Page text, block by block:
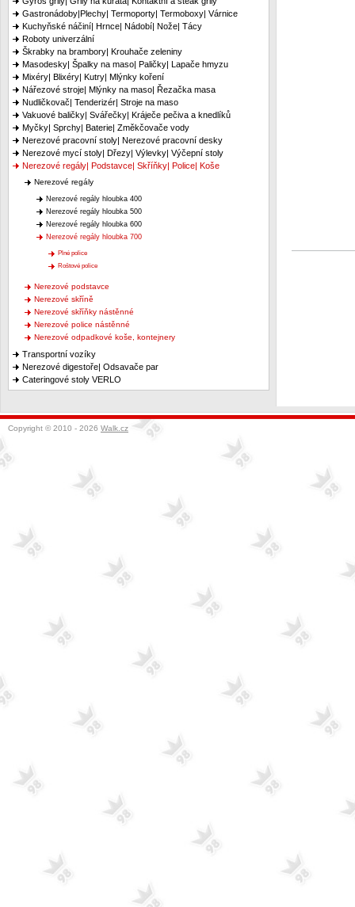
Gastronádoby|Plechy| Termoporty| Termoboxy| Várnice
Kuchyňské náčiní| Hrnce| Nádobí| Nože| Tácy
Roboty univerzální
Škrabky na brambory| Krouhače zeleniny
Masodesky| Špalky na maso| Paličky| Lapače hmyzu
Mixéry| Blixéry| Kutry| Mlýnky koření
Nářezové stroje| Mlýnky na maso| Řezačka masa
Nudličkovač| Tenderizér| Stroje na maso
Vakuové baličky| Svářečky| Kráječe pečiva a knedlíků
Myčky| Sprchy| Baterie| Změkčovače vody
Nerezové pracovní stoly| Nerezové pracovní desky
Nerezové mycí stoly| Dřezy| Výlevky| Výčepní stoly
Nerezové regály| Podstavce| Skříňky| Police| Koše
Nerezové regály
Nerezové regály hloubka 400
Nerezové regály hloubka 500
Nerezové regály hloubka 600
Nerezové regály hloubka 700
Plné police
Roštové police
Nerezové podstavce
Nerezové skříně
Nerezové skříňky nástěnné
Nerezové police nástěnné
Nerezové odpadkové koše, kontejnery
Transportní vozíky
Nerezové digestoře| Odsavače par
Cateringové stoly VERLO
Copyright © 2010 - 2026 Walk.cz